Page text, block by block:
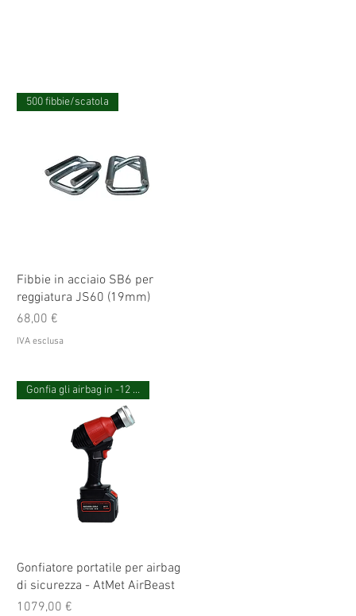
500 fibbie/scatola
Fibbie in acciaio SB6 per
reggiatura JS60 (19mm)
Prezzo
68,00 €
IVA esclusa
Gonfia gli airbag in -12 secondi
Gonfiatore portatile per airbag
di sicurezza - AtMet AirBeast
Prezzo
1079,00 €